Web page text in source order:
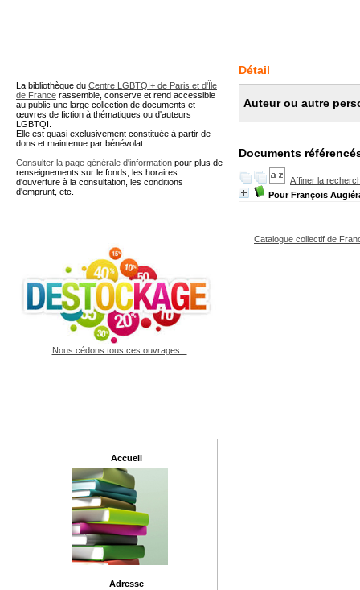
Détail
Auteur ou autre
Documents
Affiner la
Pour François
Catalogue collectif de
La bibliothèque du Centre LGBTQI+ de Paris et d'Île
de France rassemble, conserve et rend accessible
au public une large collection de documents et
œuvres de fiction à thématiques ou d'auteurs
LGBTQI.
Elle est quasi exclusivement constituée à partir de
dons et maintenue par bénévolat.
Consulter la page générale d'information pour plus de
renseignements sur le fonds, les horaires
d'ouverture à la consultation, les conditions
d'emprunt, etc.
Nous cédons tous ces ouvrages...
Accueil
Adresse